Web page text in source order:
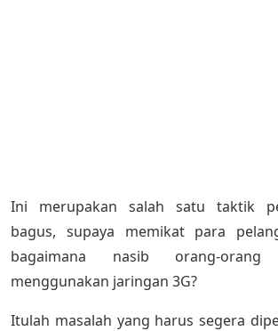
Ini merupakan salah satu taktik
bagus, supaya memikat para
bagaimana nasib orang-
menggunakan jaringan 3G?
Itulah masalah yang harus segera